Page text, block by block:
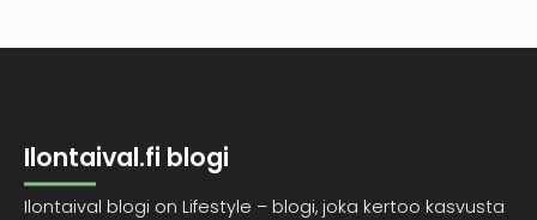
Ilontaival.fi blogi
Ilontaival blogi on Lifestyle – blogi, joka kertoo kasvusta